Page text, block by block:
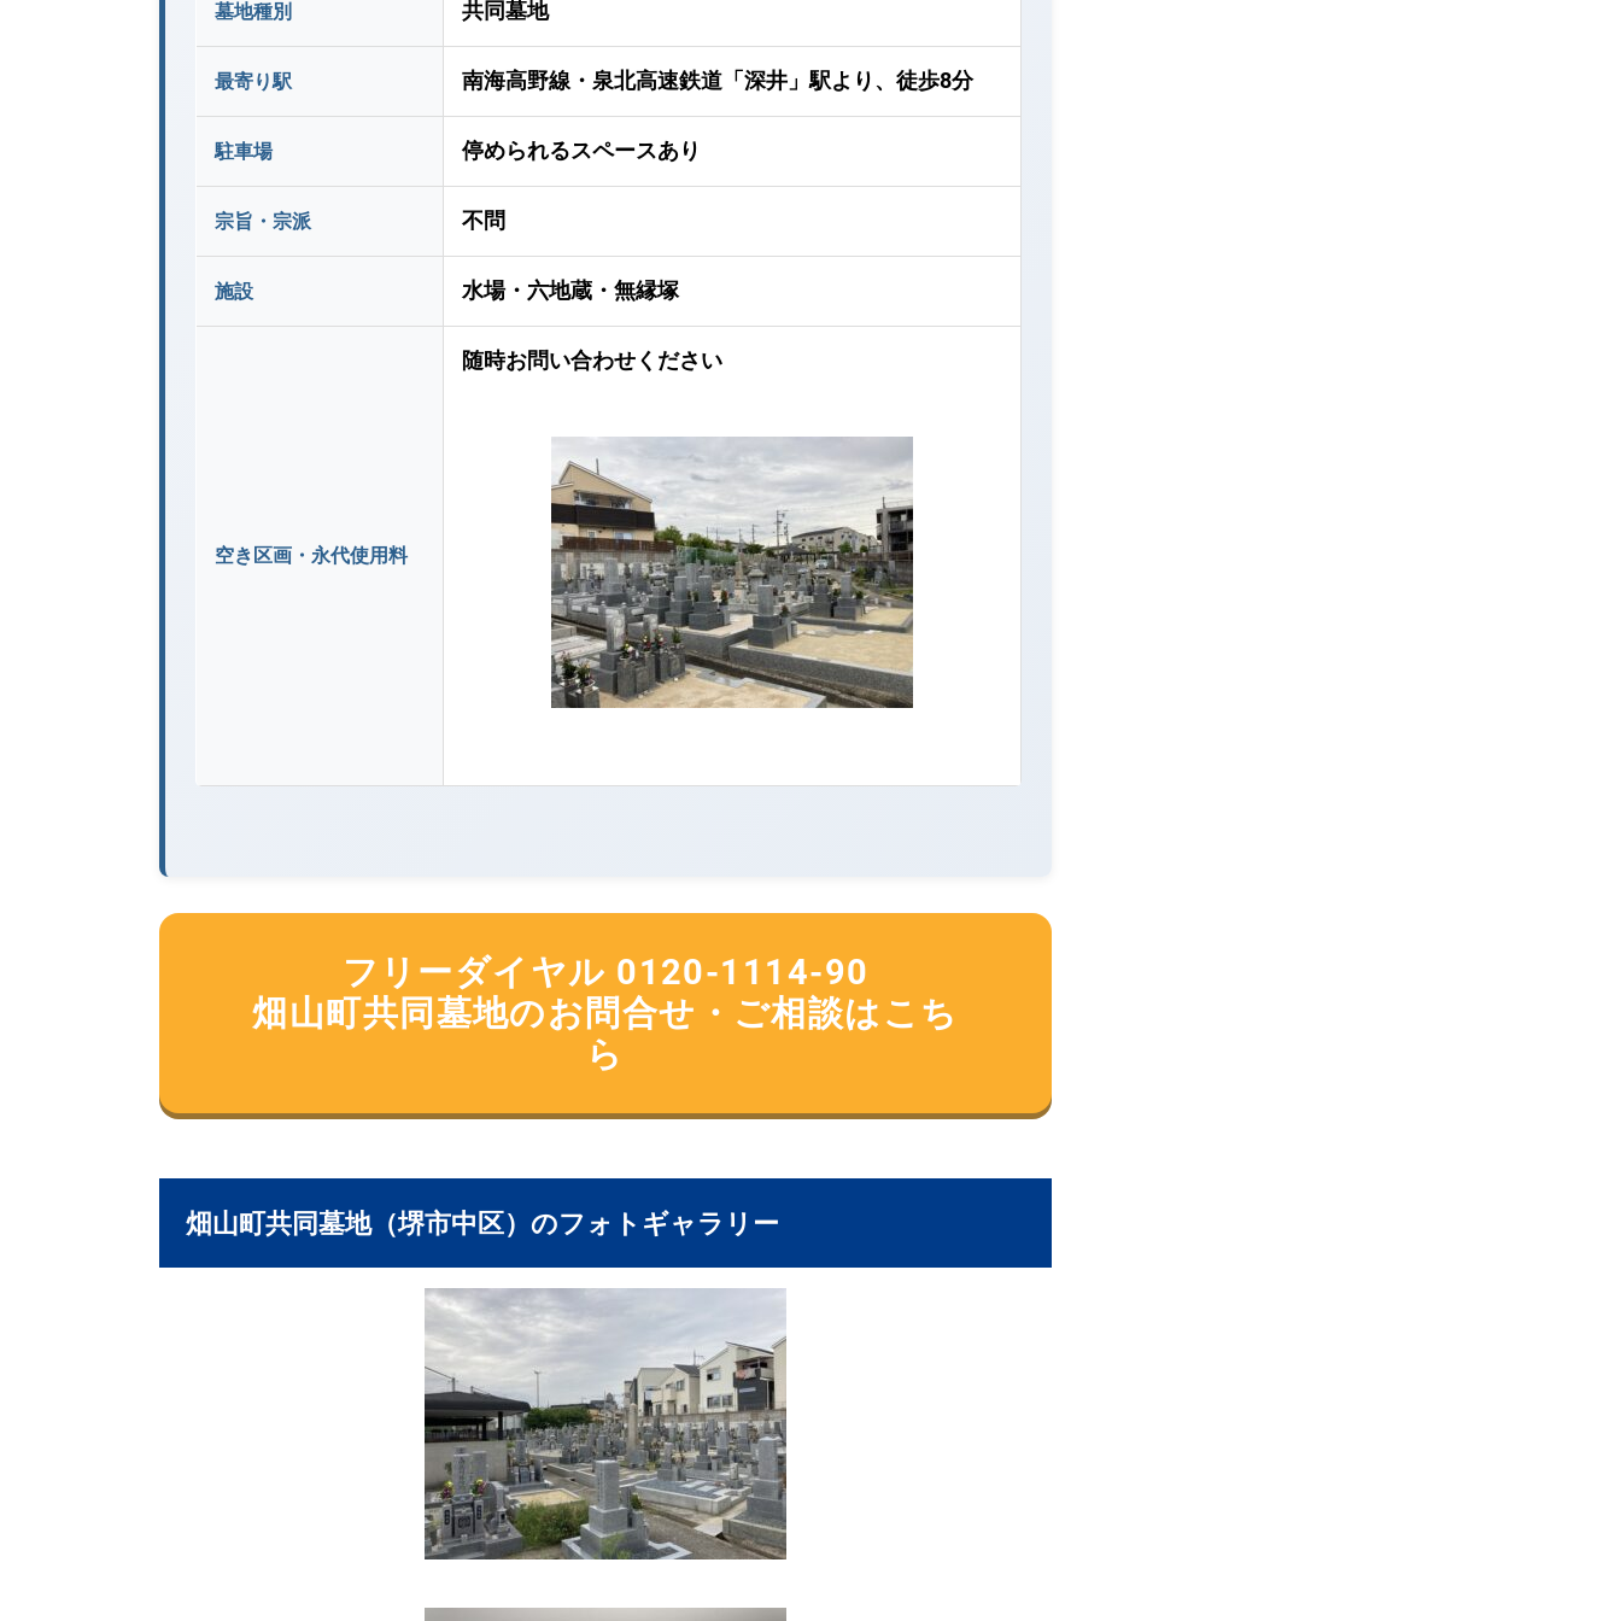
墓地種別 共同墓地
最寄り駅 南海高野線・泉北高速鉄道「深井」駅より、徒歩8分
駐車場 停められるスペースあり
宗旨・宗派 不問
施設 水場・六地蔵・無縁塚
空き区画・永代使用料
随時お問い合わせください
フリーダイヤル 0120-1114-90
畑山町共同墓地のお問合せ・ご相談はこち
ら
畑山町共同墓地（堺市中区）のフォトギャラリー